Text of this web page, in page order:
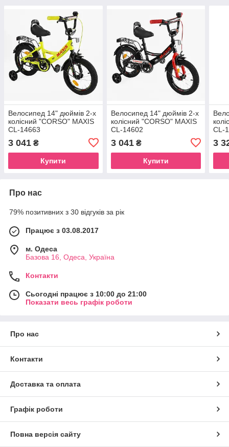
Велосипед 14" дюймів 2-х
колісний "CORSO" MAXIS
CL-14663
3 041 ₴
Купити
Велосипед 14" дюймів 2-х
колісний "CORSO" MAXIS
CL-14602
3 041₴
Купити
CL-
3
Про нас
79% позитивних з 30 відгуків за рік
Працює з 03.08.2017
м. Одеса
Базова 16, Одеса, Україна
Контакти
Сьогодні працює з 10:00 до 21:00
Показати весь графік роботи
Про нас
Контакти
Доставка та оплата
Графік роботи
Повна версія сайту